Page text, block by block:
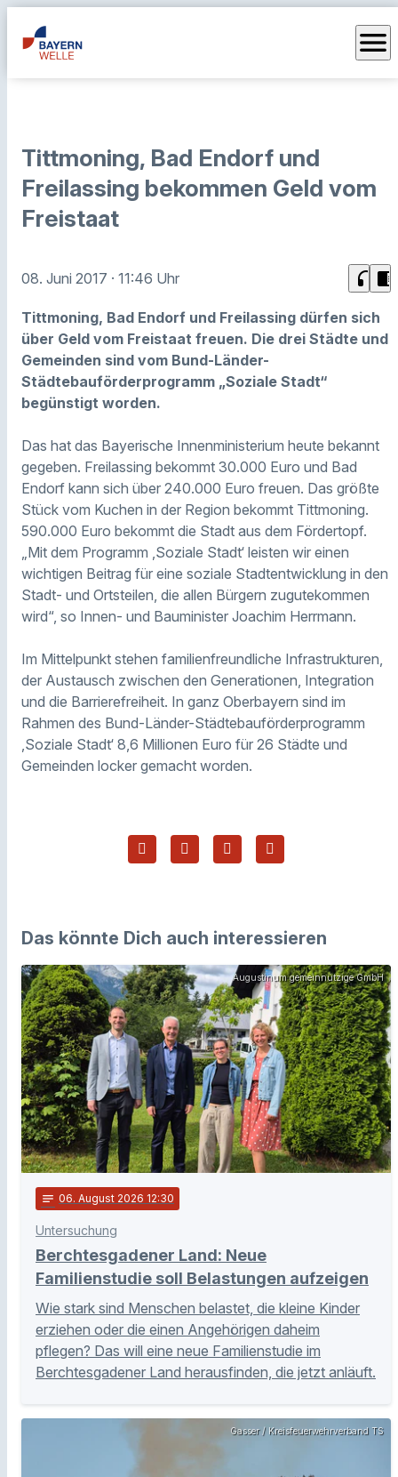
menu
Tittmoning, Bad Endorf und
Freilassing bekommen Geld vom
Freistaat
08. Juni 2017 · 11:46 Uhr headphones chrome_reader_mode
Tittmoning, Bad Endorf und Freilassing dürfen sich
über Geld vom Freistaat freuen. Die drei Städte und
Gemeinden sind vom Bund-Länder-
Städtebauförderprogramm „Soziale Stadt“
begünstigt worden.
Das hat das Bayerische Innenministerium heute bekannt
gegeben. Freilassing bekommt 30.000 Euro und Bad
Endorf kann sich über 240.000 Euro freuen. Das größte
Stück vom Kuchen in der Region bekommt Tittmoning.
590.000 Euro bekommt die Stadt aus dem Fördertopf.
„Mit dem Programm ‚Soziale Stadt‘ leisten wir einen
wichtigen Beitrag für eine soziale Stadtentwicklung in den
Stadt- und Ortsteilen, die allen Bürgern zugutekommen
wird“, so Innen- und Bauminister Joachim Herrmann.
Im Mittelpunkt stehen familienfreundliche Infrastrukturen,
der Austausch zwischen den Generationen, Integration
und die Barrierefreiheit. In ganz Oberbayern sind im
Rahmen des Bund-Länder-Städtebauförderprogramm
‚Soziale Stadt‘ 8,6 Millionen Euro für 26 Städte und
Gemeinden locker gemacht worden.
Das könnte Dich auch interessieren
Augustinum gemeinnützige GmbH
notes 06. August 2026 12:30
Untersuchung
Berchtesgadener Land: Neue
Familienstudie soll Belastungen aufzeigen
Wie stark sind Menschen belastet, die kleine Kinder
erziehen oder die einen Angehörigen daheim
pflegen? Das will eine neue Familienstudie im
Berchtesgadener Land herausfinden, die jetzt anläuft.
Gasser / Kreisfeuerwehrverband TS